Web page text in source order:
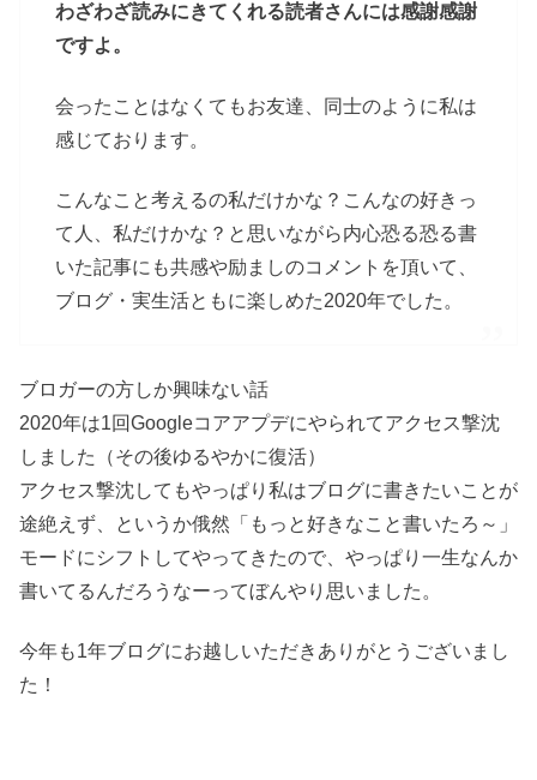
わざわざ読みにきてくれる読者さんには感謝感謝
ですよ。
会ったことはなくてもお友達、同士のように私は
感じております。
こんなこと考えるの私だけかな？こんなの好きっ
て人、私だけかな？と思いながら内心恐る恐る書
いた記事にも共感や励ましのコメントを頂いて、
ブログ・実生活ともに楽しめた2020年でした。
ブロガーの方しか興味ない話
2020年は1回Googleコアアプデにやられてアクセス撃沈
しました（その後ゆるやかに復活）
アクセス撃沈してもやっぱり私はブログに書きたいことが
途絶えず、というか俄然「もっと好きなこと書いたろ～」
モードにシフトしてやってきたので、やっぱり一生なんか
書いてるんだろうなーってぼんやり思いました。
今年も1年ブログにお越しいただきありがとうございまし
た！